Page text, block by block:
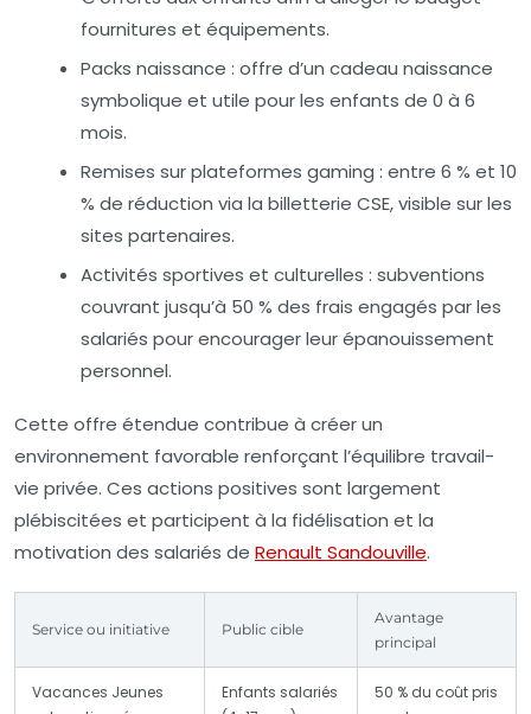
fournitures et équipements.
Packs naissance : offre d’un cadeau naissance
symbolique et utile pour les enfants de 0 à 6
mois.
Remises sur plateformes gaming : entre 6 % et 10
% de réduction via la billetterie CSE, visible sur les
sites partenaires.
Activités sportives et culturelles : subventions
couvrant jusqu’à 50 % des frais engagés par les
salariés pour encourager leur épanouissement
personnel.
Cette offre étendue contribue à créer un
environnement favorable renforçant l’équilibre travail-
vie privée. Ces actions positives sont largement
plébiscitées et participent à la fidélisation et la
motivation des salariés de Renault Sandouville.
Service ou initiative Public cible
Avantage
principal
Vacances Jeunes
Enfants salariés
50 % du coût pris